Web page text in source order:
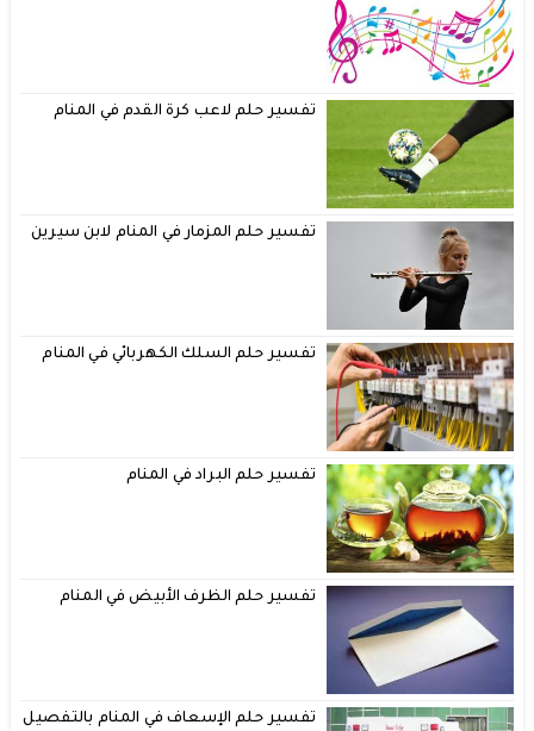
تفسير حلم لاعب كرة القدم في المنام
تفسير حلم المزمار في المنام لابن سيرين
تفسير حلم السلك الكهربائي في المنام
تفسير حلم البراد في المنام
تفسير حلم الظرف الأبيض في المنام
تفسير حلم الإسعاف في المنام بالتفصيل